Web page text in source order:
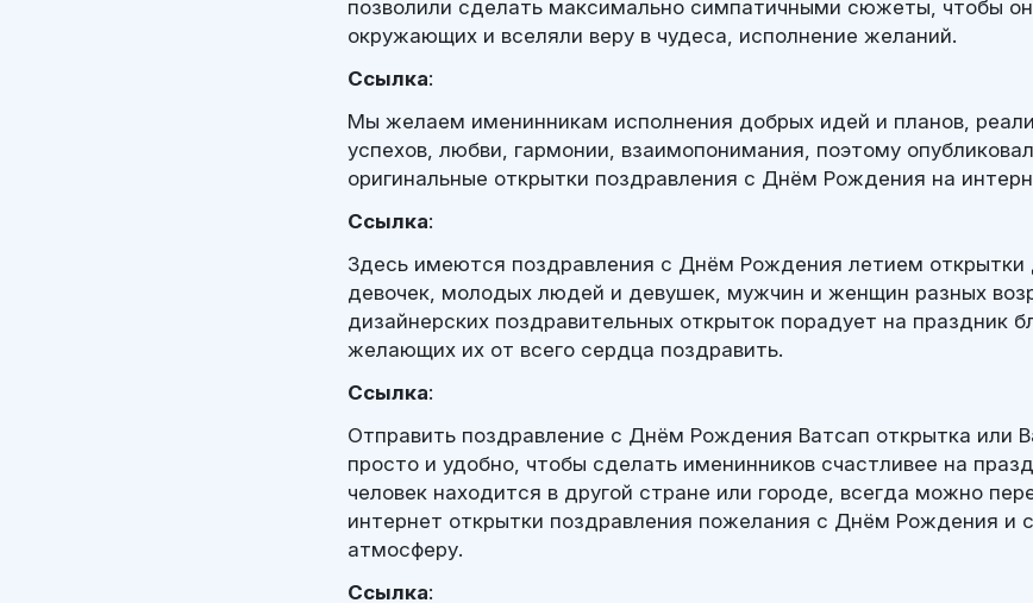
позволили сделать максимально симпатичными сюжеты, чтобы
окружающих и вселяли веру в чудеса, исполнение желаний.
Ссылка:
Мы желаем именинникам исполнения добрых идей и планов,
успехов, любви, гармонии, взаимопонимания, поэтому
оригинальные открытки поздравления с Днём Рождения на
Ссылка:
Здесь имеются поздравления с Днём Рождения летием открытки
девочек, молодых людей и девушек, мужчин и женщин разных
дизайнерских поздравительных открыток порадует на праздник
желающих их от всего сердца поздравить.
Ссылка:
Отправить поздравление с Днём Рождения Ватсап открытка или
просто и удобно, чтобы сделать именинников счастливее на
человек находится в другой стране или городе, всегда можно
интернет открытки поздравления пожелания с Днём Рождения и
атмосферу.
Ссылка: